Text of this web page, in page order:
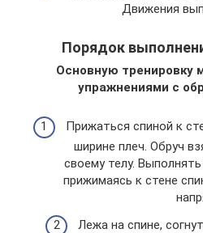
Движения
Порядок
Основную тренировку
упражнениями с
Прижаться спиной к
ширине плеч. Обруч
своему телу.
прижимаясь к стене
Лежа на спине,